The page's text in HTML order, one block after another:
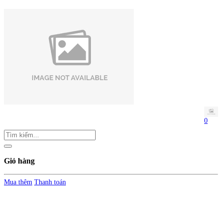
0
Giỏ hàng
Mua thêm Thanh toán